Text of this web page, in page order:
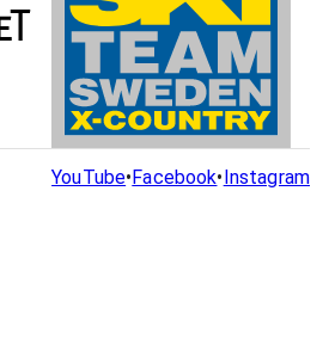
YouTube•Facebook•Instagram